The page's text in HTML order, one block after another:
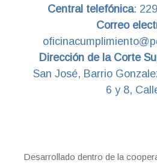
Central telefónica:
Correo
Dirección de la Corte
San José, Barrio
6 y 8,
Desarrollado dentro de la